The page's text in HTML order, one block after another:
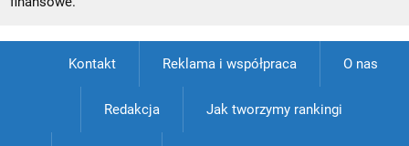
Kontakt Reklama i współpraca O nas
Redakcja Jak tworzymy rankingi